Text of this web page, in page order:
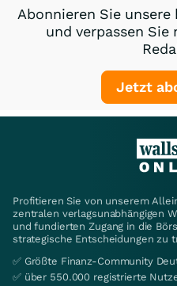
Abonnieren Sie
und verpassen
Jetzt
Profitieren Sie von unserem
zentralen verlagsunabhängigen
und fundierten Zugang in die
strategische Entscheidungen zu
✅ Größte Finanz-Community
✅ über 550.000 registrierte